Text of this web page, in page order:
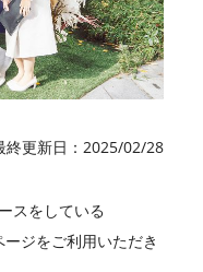
終更新日：2025/02/28
スをしている
ージをご利用いただき